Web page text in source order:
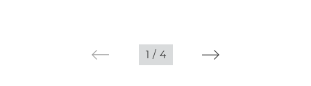
1 / 4